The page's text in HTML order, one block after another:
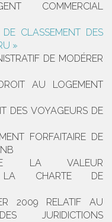
COMMERCIAL
DE CLASSEMENT DES
»
DE MODÉRER
AU LOGEMENT
DES VOYAGEURS DE
FORFAITAIRE DE
DE LA VALEUR
LA CHARTE DE
2009 RELATIF AU
JURIDICTIONS